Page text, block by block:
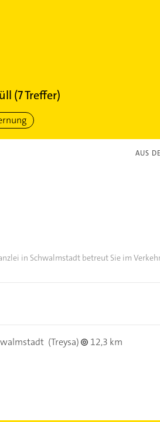
(7Treffer)
AUS
in Schwalmstadt betreut Sie im
(Treysa)
12,3 km